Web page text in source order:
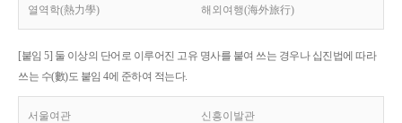
열역학(熱力學)
해외여행(海外旅行)
[붙임 5] 둘 이상의 단어로 이루어진 고유 명사를 붙여 쓰는 경우나 십진법에 따라
쓰는 수(數)도 붙임 4에 준하여 적는다.
서울여관 신흥이발관